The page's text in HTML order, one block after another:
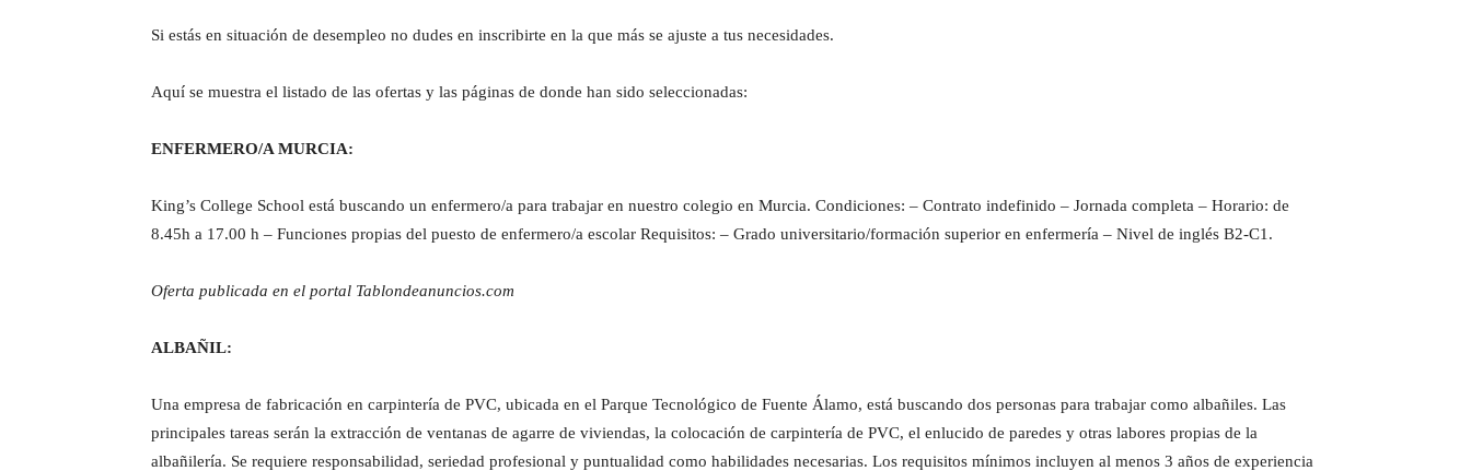
Si estás en situación de desempleo no dudes en inscribirte en la que más se ajuste a tus necesidades.
Aquí se muestra el listado de las ofertas y las páginas de donde han sido seleccionadas:
ENFERMERO/A MURCIA:
King’s College School está buscando un enfermero/a para trabajar en nuestro colegio en Murcia. Condiciones: – Contrato indefinido – Jornada completa – Horario: de
8.45h a 17.00 h – Funciones propias del puesto de enfermero/a escolar Requisitos: – Grado universitario/formación superior en enfermería – Nivel de inglés B2-C1.
Oferta publicada en el portal Tablondeanuncios.com
ALBAÑIL:
Una empresa de fabricación en carpintería de PVC, ubicada en el Parque Tecnológico de Fuente Álamo, está buscando dos personas para trabajar como albañiles. Las
principales tareas serán la extracción de ventanas de agarre de viviendas, la colocación de carpintería de PVC, el enlucido de paredes y otras labores propias de la
albañilería. Se requiere responsabilidad, seriedad profesional y puntualidad como habilidades necesarias. Los requisitos mínimos incluyen al menos 3 años de experiencia